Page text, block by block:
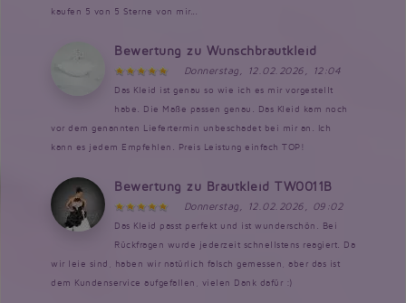
kaufen 5 von 5 Sterne von mir...
Bewertung zu Wunschbrautkleid
Donnerstag, 12.02.2026, 12:04
Das Kleid ist genau so wie ich es mir vorgestellt
habe. Die Maße passen genau. Das Kleid kam noch
vor dem genannten Liefertermin unbeschadet bei mir an. Ich
kann es jedem Empfehlen. Preis Leistung einfach TOP!
Bewertung zu Brautkleid TW0011B
Donnerstag, 12.02.2026, 09:02
Das Kleid passt perfekt und ist wunderschön. Bei
Rückfragen wurde jederzeit schnellstens reagiert. Da
wir leie sind, haben wir natürlich falsch gemessen, aber das ist
dem Kundenservice aufgefallen, vielen Dank dafür :)